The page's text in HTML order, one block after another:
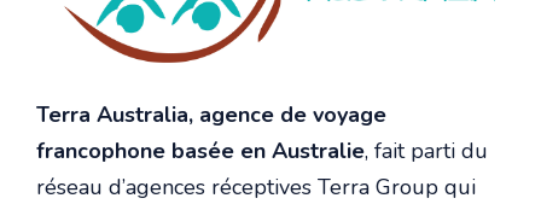
Terra Australia, agence de voyage
francophone basée en Australie, fait parti du
réseau d’agences réceptives Terra Group qui